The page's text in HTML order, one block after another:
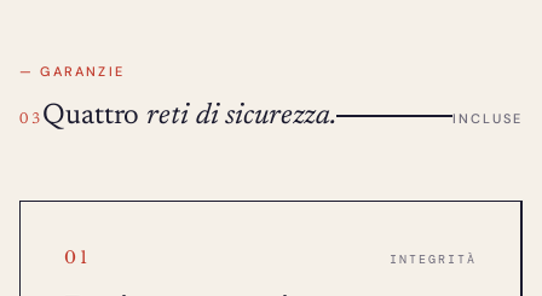
— GARANZIE
03 Quattroreti di sicurezza. INCLUSE
01 INTEGRITÀ